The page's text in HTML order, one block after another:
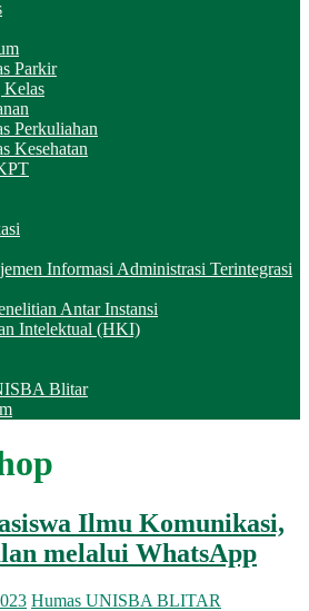
Parkir
Kelas
Perkuliahan
Kesehatan
Informasi Administrasi Terintegrasi
Antar Instansi
Intelektual (HKI)
Blitar
Ilmu Komunikasi,
melalui WhatsApp
Humas UNISBA BLITAR